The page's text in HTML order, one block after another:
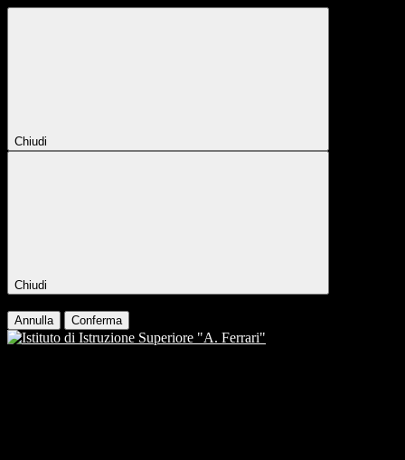
Chiudi
Chiudi
Annulla Conferma